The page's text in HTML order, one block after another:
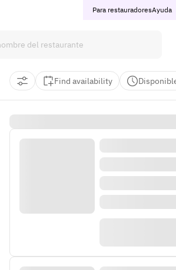
Para restauradoresAyuda
Find availability